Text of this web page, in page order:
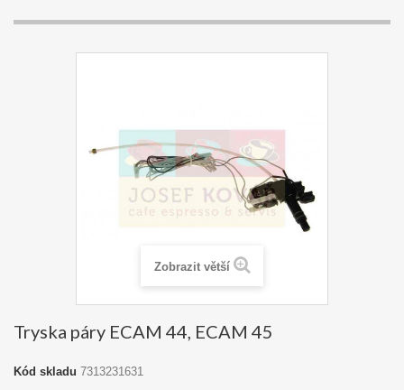
Zobrazit větší
Tryska páry ECAM 44, ECAM 45
Kód skladu 7313231631